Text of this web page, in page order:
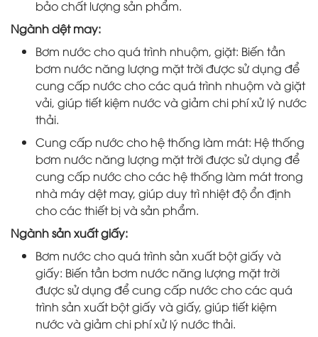
bảo chất lượng sản phẩm.
Ngành dệt may:
Bơm nước cho quá trình nhuộm, giặt: Biến tần
bơm nước năng lượng mặt trời được sử dụng để
cung cấp nước cho các quá trình nhuộm và giặt
vải, giúp tiết kiệm nước và giảm chi phí xử lý nước
thải.
Cung cấp nước cho hệ thống làm mát: Hệ thống
bơm nước năng lượng mặt trời được sử dụng để
cung cấp nước cho các hệ thống làm mát trong
nhà máy dệt may, giúp duy trì nhiệt độ ổn định
cho các thiết bị và sản phẩm.
Ngành sản xuất giấy:
Bơm nước cho quá trình sản xuất bột giấy và
giấy: Biến tần bơm nước năng lượng mặt trời
được sử dụng để cung cấp nước cho các quá
trình sản xuất bột giấy và giấy, giúp tiết kiệm
nước và giảm chi phí xử lý nước thải.